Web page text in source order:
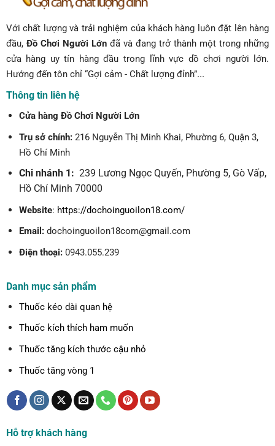
Với chất lượng và trải nghiệm của khách hàng luôn đặt lên hàng
đầu, Đồ Chơi Người Lớnđã và đang trở thành một trong những
cửa hàng uy tín hàng đầu trong lĩnh vực dồ chơi người lớn.
Hướng đến tôn chỉ “Gợi cảm - Chất lượng đỉnh”...
Thông tin liên hệ
Cửa hàng Đồ Chơi Người Lớn
Trụ sở chính: 216 Nguyễn Thị Minh Khai, Phường 6, Quận 3,
Hồ Chí Minh
Chi nhánh 1: 239 Lương Ngọc Quyến, Phường 5, Gò Vấp,
Hồ Chí Minh 70000
Website: https://dochoinguoilon18.com/
Email: dochoinguoilon18com@gmail.com
Điện thoại:0943.055.239
Danh mục sản phẩm
Thuốc kéo dài quan hệ
Thuốc kích thích ham muốn
Thuốc tăng kích thước cậu nhỏ
Thuốc tăng vòng 1
Hỗ trợ khách hàng